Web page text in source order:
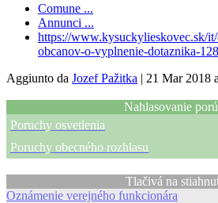
Comune ...
Annunci ...
https://www.kysuckylieskovec.sk/
obcanov-o-vyplnenie-dotaznika-
Aggiunto da Jozef Pažitka | 21 Mar 2018
Nahlasovanie
Poruchy osvetlenia
Poruchy obecného rozhlasu
Tlačivá na
Oznámenie verejného funkcionára